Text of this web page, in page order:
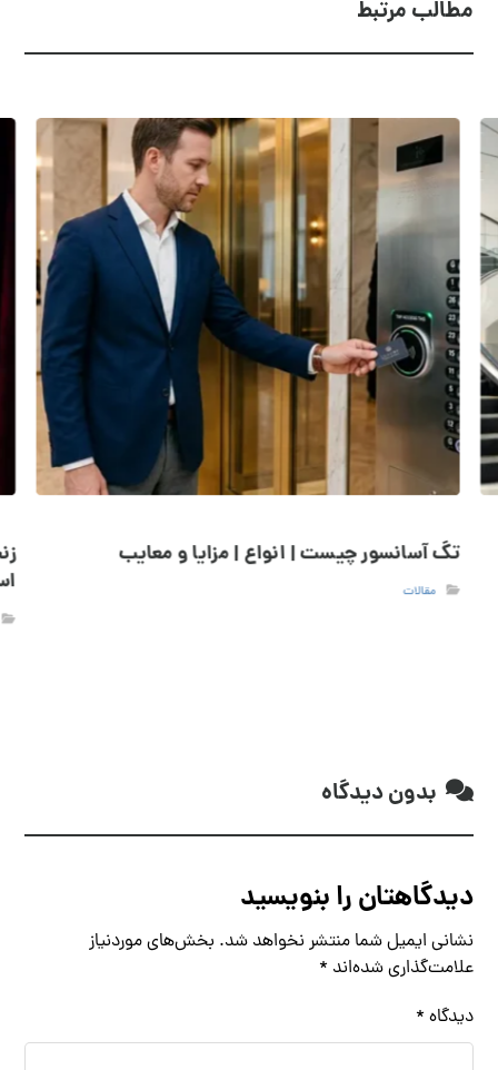
مطالب مرتبط
تگ آسانسور چیست | انواع | مزایا و معایب
مقالات
بدون دیدگاه
دیدگاهتان را بنویسید
نشانی ایمیل شما منتشر نخواهد شد. بخش‌های موردنیاز
علامت‌گذاری شده‌اند *
دیدگاه *